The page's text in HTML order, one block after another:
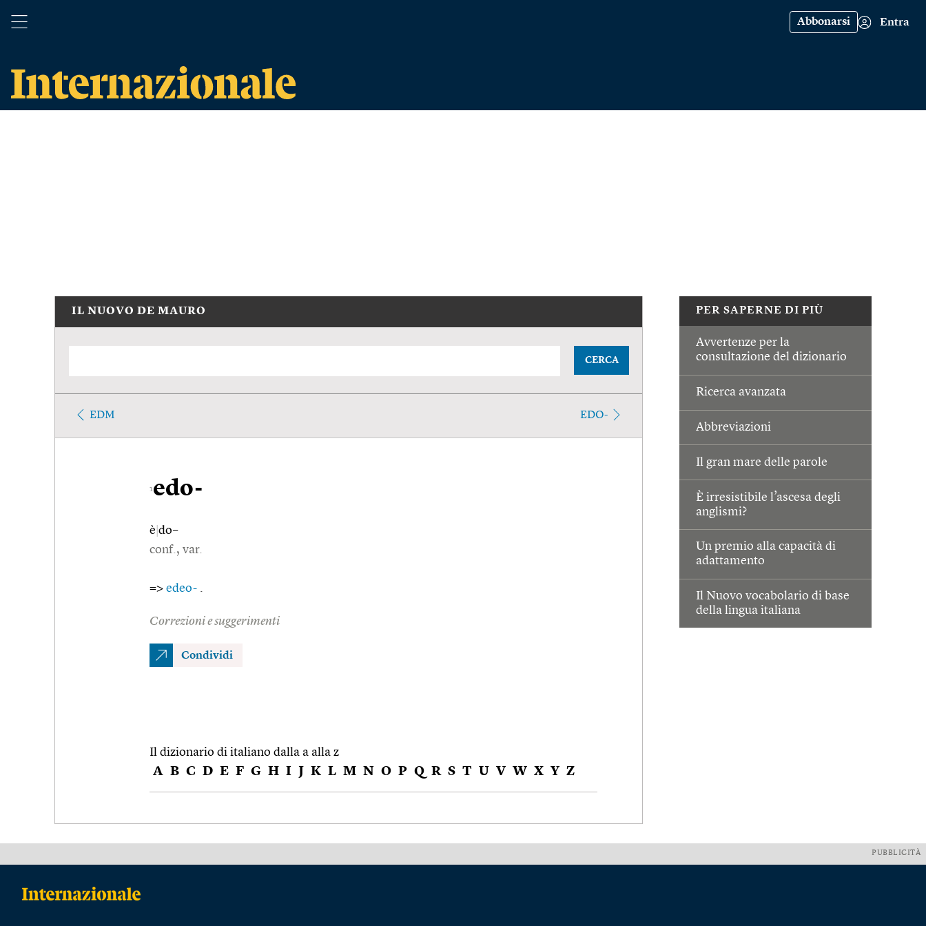
Abbonarsi Entra
PER SAPERNE DI PIÙ
Avvertenze per la
consultazione del dizionario
Ricerca avanzata
Abbreviazioni
Il gran mare delle parole
È irresistibile l’ascesa degli
anglismi?
Un premio alla capacità di
adattamento
Il Nuovo vocabolario di base
della lingua italiana
IL NUOVO DE MAURO
CERCA
EDM EDO-
1edo-
è do–
conf., var.
=> edeo- .
Correzioni e suggerimenti
Condividi
Il dizionario di italiano dalla a alla z
A B C D E F G H I J K L M N O P Q R S T U V W X Y Z
PUBBLICITÀ